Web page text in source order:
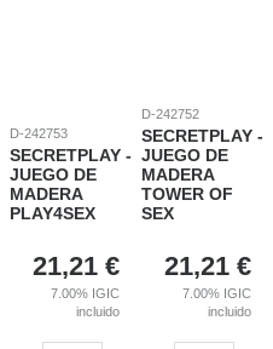
D-242753
SECRETPLAY -
JUEGO DE
MADERA
PLAY4SEX
21,21 €
7.00% IGIC
incluido
D-242752
SECRETPLAY -
JUEGO DE
MADERA
TOWER OF
SEX
21,21 €
7.00% IGIC
incluido